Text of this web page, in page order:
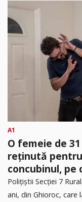
A1
O femeie de
reținută
concubinul, pe
​Polițiștii Secției 7
ani, din Ghioroc, care